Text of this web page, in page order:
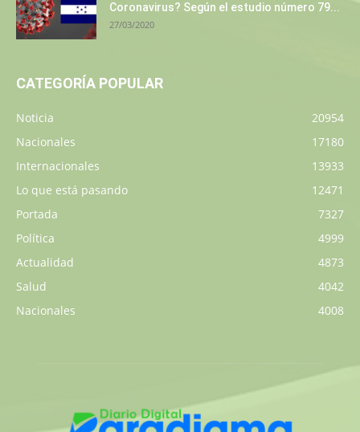
Coronavirus? Según el estudio número 79...
27/03/2020
CATEGORÍA POPULAR
Noticia
20954
Nacionales
17180
Internacionales
13933
Lo que está pasando
12471
Portada
7327
Política
4999
Actualidad
4873
Salud
4042
Nacionales
4008